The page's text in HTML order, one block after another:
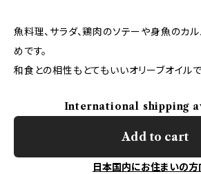
魚料理、サラダ、鶏肉のソテーや身魚のカ
めです。
和食との相性もとてもいいオリーブオイルで
International shipping
Add to cart
日本国内にお住まいの方